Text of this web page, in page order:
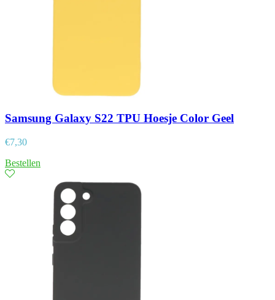
Samsung Galaxy S22 TPU Hoesje Color Geel
€7,30
Bestellen